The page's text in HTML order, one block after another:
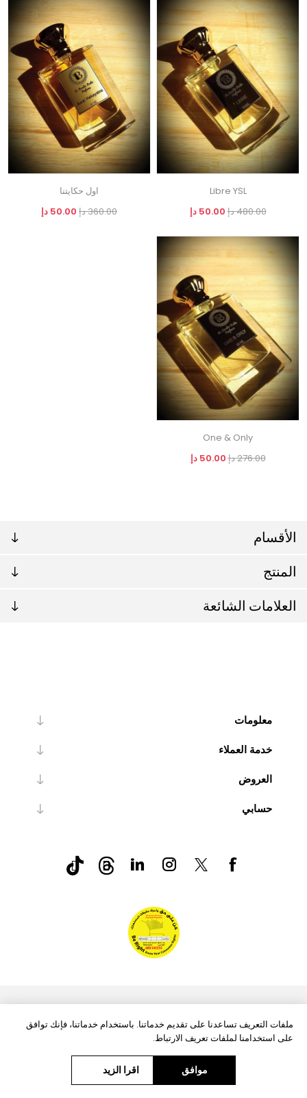
الأقسام
المنتج
العلامات الشائعة
Libre YSL
480.00 دإ
50.00 دإ
اول حكايتنا
360.00 دإ
50.00 دإ
One & Only
276.00 دإ
50.00 دإ
معلومات
خدمة العملاء
العروض
حسابي
حقوق الطبع والنشر © 2026 Aftags. جميع الحقوق محفوظة.
ملفات التعريف تساعدنا على تقديم خدماتنا. باستخدام خدماتنا، فإنك توافق
على استخدامنا لملفات تعريف الارتباط.
موافق اقرا الزيد